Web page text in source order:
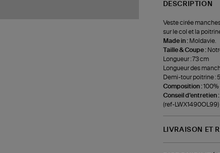
DESCRIPTION
Veste cirée
sur le col et la
Made in : Moldavie.
Taille & Coupe :
Longueur : 73 cm
Longueur des
Demi-tour poitrine :
Composition :100%
Conseil d'entretien :
(ref-LWX1490OL99)
LIVRAISON ET